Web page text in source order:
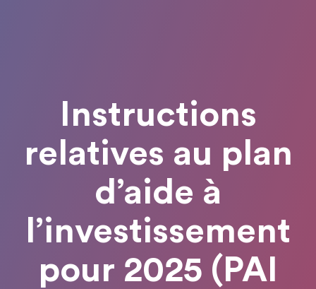
Instructions
relatives au plan
d’aide à
l’investissement
pour 2025 (PAI